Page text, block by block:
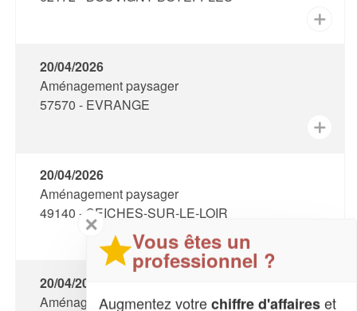
✕
20/04/2026
Aménagement paysager
57570 - EVRANGE
✕
20/04/2026
Aménagement paysager
49140 - SEICHES-SUR-LE-LOIR
20/04/2026
Aménagement paysager
✕
Vous êtes un
professionnel ?
Augmentez votrechiffre d'affaireset